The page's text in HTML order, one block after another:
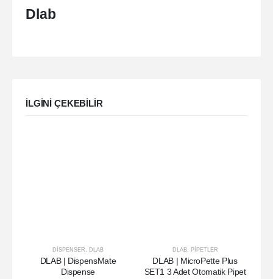
Dlab
ILGINI ÇEKEBILIR
DISPENSER , DLAB
DLAB | DispensMate
Dispense
DLAB, PIPETLER
DLAB | MicroPette Plus
SET1 3 Adet Otomatik Pipet